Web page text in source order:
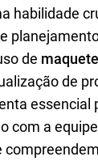
habilidade
de
de
essencial
com a